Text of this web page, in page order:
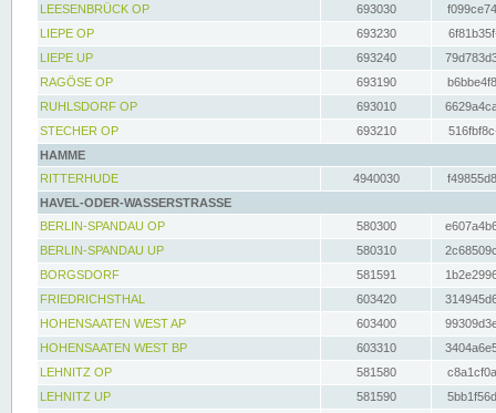
LEESENBRÜCK OP
693030
LIEPE OP
693230
LIEPE UP
693240
RAGÖSE OP
693190
RUHLSDORF OP
693010
STECHER OP
693210
HAMME
RITTERHUDE
4940030
HAVEL-ODER-WASSERSTRASSE
BERLIN-SPANDAU OP
580300
BERLIN-SPANDAU UP
580310
BORGSDORF
581591
FRIEDRICHSTHAL
603420
HOHENSAATEN WEST AP
603400
HOHENSAATEN WEST BP
603310
LEHNITZ OP
581580
LEHNITZ UP
581590